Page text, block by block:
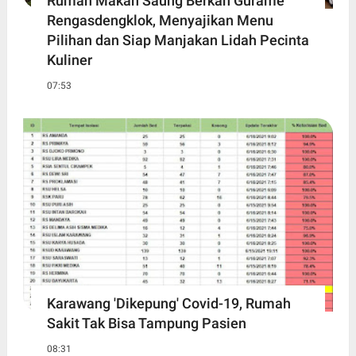
Rengasdengklok, Menyajikan Menu
Pilihan dan Siap Manjakan Lidah Pecinta
Kuliner
07:53
Karawang 'Dikepung' Covid-19, Rumah
Sakit Tak Bisa Tampung Pasien
08:31